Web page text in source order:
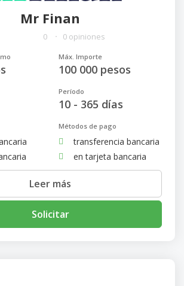
Mr Finan
0 0 opiniones
Máx. Importe
100 000 pesos
Período
10 - 365 días
Métodos de pago
transferencia bancaria
en tarjeta bancaria
Leer más
Solicitar